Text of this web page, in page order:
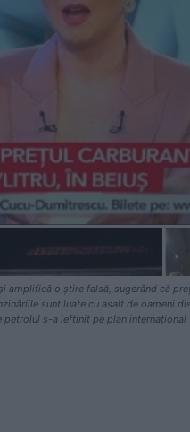
o știre falsă, sugerând că
sunt luate cu asalt de oameni
s-a ieftinit pe plan internațional